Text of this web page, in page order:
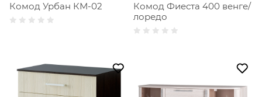
Комод Урбан КМ-02
Комод Фиеста 400 венге/
лоредо